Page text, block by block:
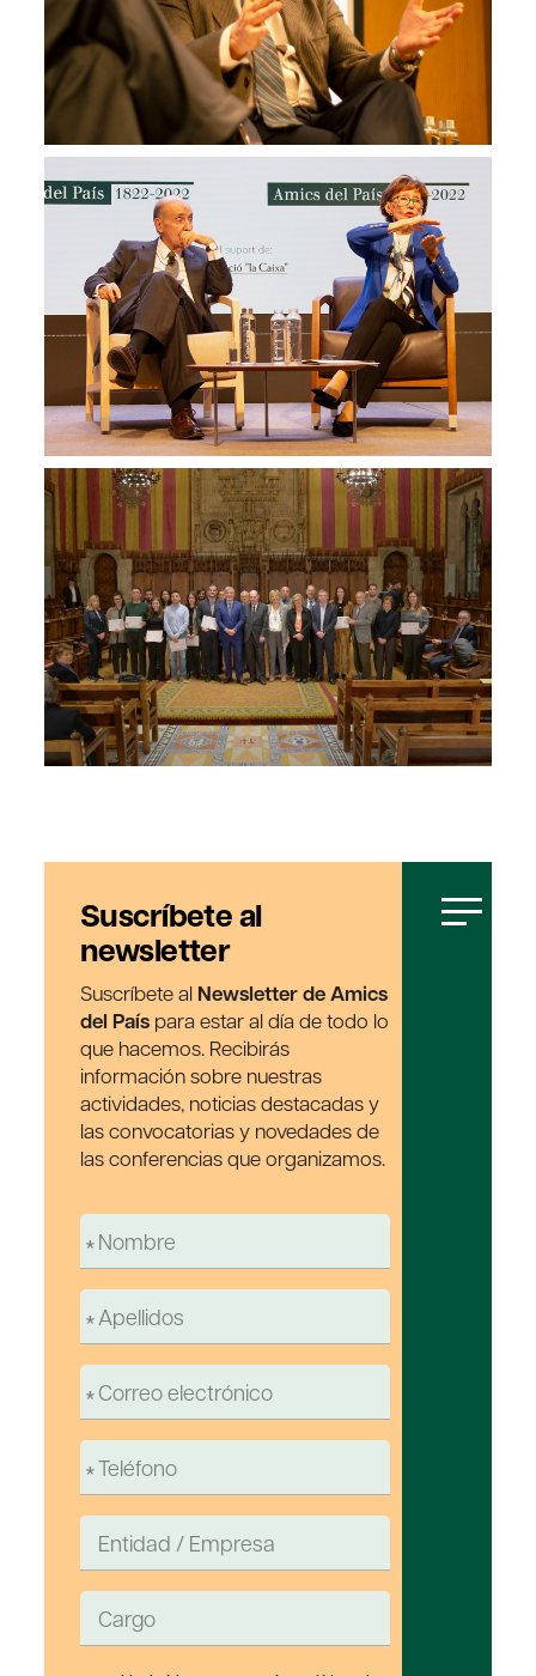
Suscríbete al
newsletter
Suscríbete al Newsletter de Amics
del País para estar al día de todo lo
que hacemos. Recibirás
información sobre nuestras
actividades, noticias destacadas y
las convocatorias y novedades de
las conferencias que organizamos.